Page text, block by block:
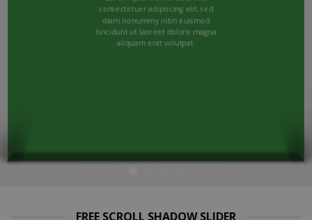
consectetuer adipiscing elit, sed
diam nonummy nibh euismod
tincidunt ut laoreet dolore magna
aliquam erat volutpat.
FREE SCROLL SHADOW SLIDER